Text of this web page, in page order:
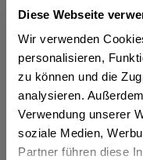
Diese Webseite
Wir verwenden
personalisieren,
zu können und die
analysieren.
Verwendung unserer
soziale Medien,
Partner führen diese
MEHRWEG
In den
Artikel-Nr.:
Verfügbar in: